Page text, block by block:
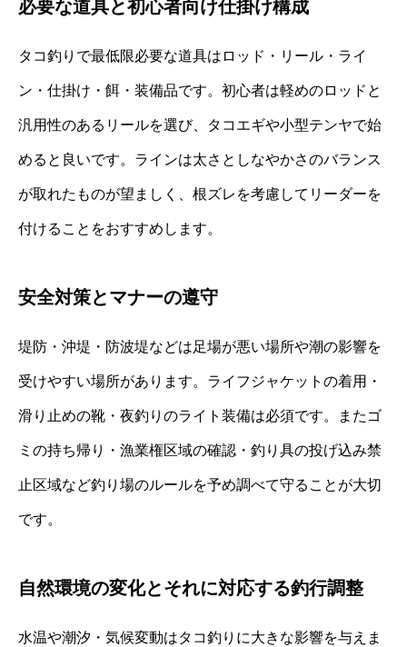
必要な道具と初心者向け仕掛け構成
タコ釣りで最低限必要な道具はロッド・リール・ライ
ン・仕掛け・餌・装備品です。初心者は軽めのロッドと
汎用性のあるリールを選び、タコエギや小型テンヤで始
めると良いです。ラインは太さとしなやかさのバランス
が取れたものが望ましく、根ズレを考慮してリーダーを
付けることをおすすめします。
安全対策とマナーの遵守
堤防・沖堤・防波堤などは足場が悪い場所や潮の影響を
受けやすい場所があります。ライフジャケットの着用・
滑り止めの靴・夜釣りのライト装備は必須です。またゴ
ミの持ち帰り・漁業権区域の確認・釣り具の投げ込み禁
止区域など釣り場のルールを予め調べて守ることが大切
です。
自然環境の変化とそれに対応する釣行調整
水温や潮汐・気候変動はタコ釣りに大きな影響を与えま